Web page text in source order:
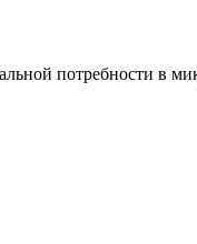
потребности в